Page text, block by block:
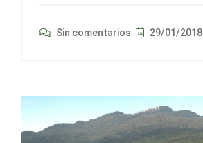
Sin comentarios 29/01/2018